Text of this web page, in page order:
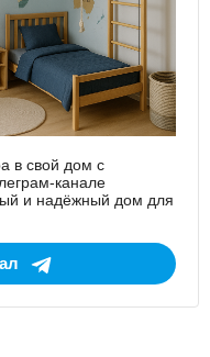
в свой дом с
канале
и надёжный дом для